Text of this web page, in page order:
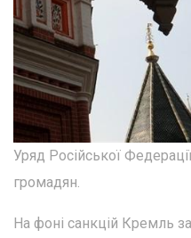
Уряд Російської
громадян.
На фоні санкцій Кремль